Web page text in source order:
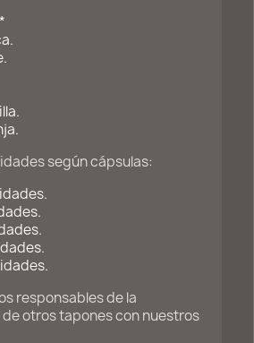
según cápsulas:
responsables de la
otros tapones con nuestros